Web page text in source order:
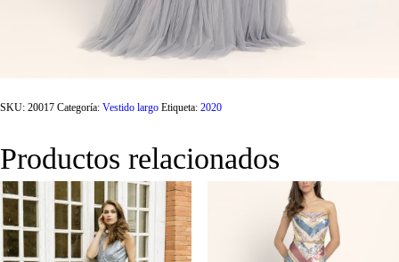
SKU: 20017 Categoría: Vestido largo Etiqueta: 2020
Productos relacionados